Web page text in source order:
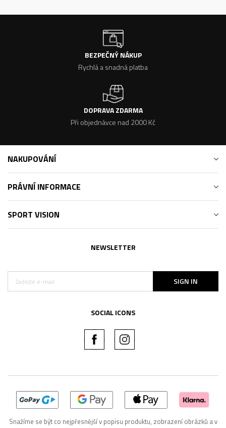
BEZPEČNÝ NÁKUP
Rychlá a snadná platba
DOPRAVA ZDARMA
Při objednávce nad 2000 Kč
NAKUPOVÁNÍ
PRÁVNÍ INFORMACE
SPORT VISION
NEWSLETTER
SIGN IN
SOCIAL ICONS
Snažíme se být co nejpřesnější v popisu produktu, zobrazení obrázků a v